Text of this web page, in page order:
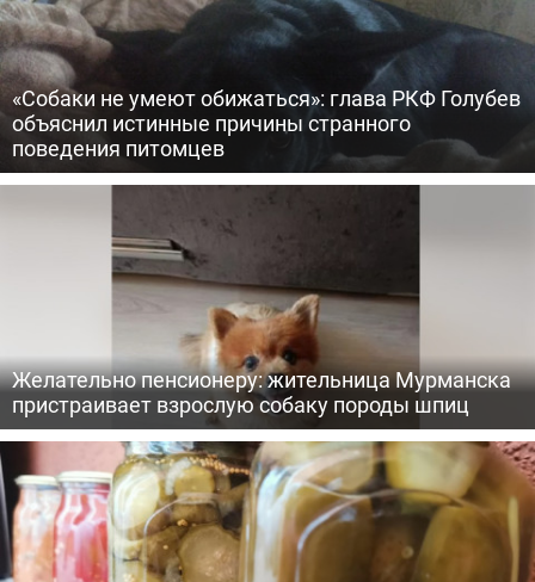
«Собаки не умеют обижаться»: глава РКФ Голубев
объяснил истинные причины странного
поведения питомцев
Желательно пенсионеру: жительница Мурманска
пристраивает взрослую собаку породы шпиц